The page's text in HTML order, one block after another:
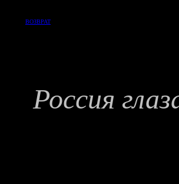
ВОЗВРАТ
Россия